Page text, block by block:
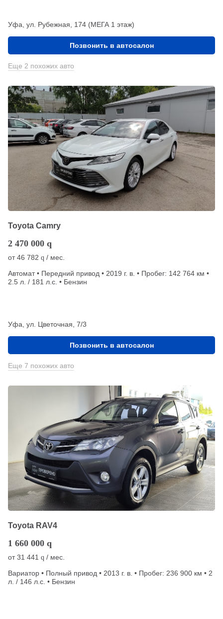
Уфа, ул. Рубежная, 174 (МЕГА 1 этаж)
Позвонить в автосалон
Еще 2 похожих авто
Toyota Camry
2 470 000 q
от46 782 q / мес.
Автомат • Передний привод • 2019 г. в. • Пробег: 142 764 км •
2.5 л. / 181 л.с. • Бензин
Уфа, ул. Цветочная, 7/3
Позвонить в автосалон
Еще 7 похожих авто
Toyota RAV4
1 660 000 q
от31 441 q / мес.
Вариатор • Полный привод • 2013 г. в. • Пробег: 236 900 км • 2
л. / 146 л.с. • Бензин